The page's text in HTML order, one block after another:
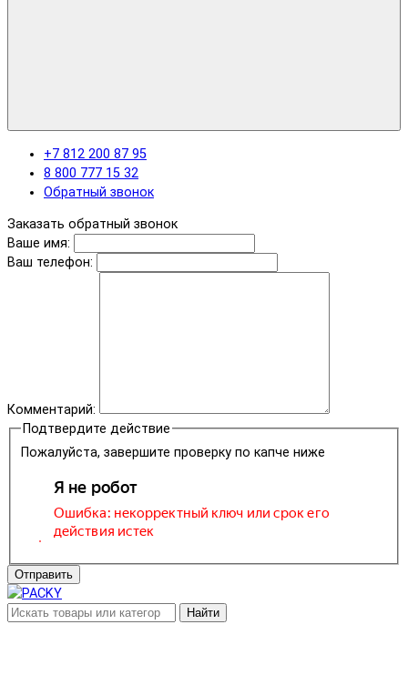
+7 812 200 87 95
8 800 777 15 32
Обратный звонок
Заказать обратный звонок
Ваше имя:
Ваш телефон:
Комментарий:
Подтвердите действие
Пожалуйста, завершите проверку по капче ниже
Отправить
Найти